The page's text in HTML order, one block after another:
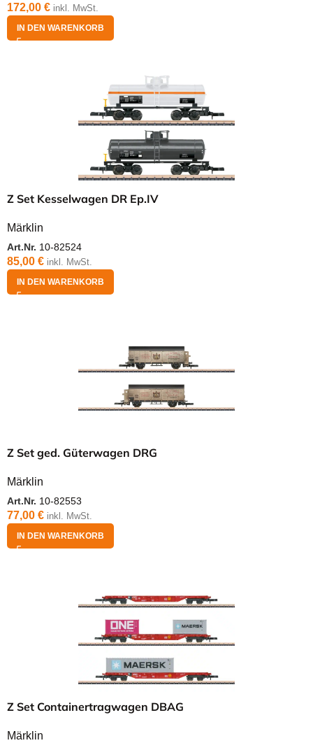
172,00 € inkl. MwSt.
IN DEN WARENKORB
Z Set Kesselwagen DR Ep.IV
Märklin
Art.Nr. 10-82524
85,00 € inkl. MwSt.
IN DEN WARENKORB
Z Set ged. Güterwagen DRG
Märklin
Art.Nr. 10-82553
77,00 € inkl. MwSt.
IN DEN WARENKORB
Z Set Containertragwagen DBAG
Märklin